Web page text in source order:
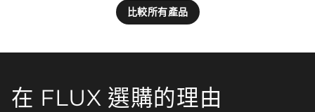
比較所有產品
在 FLUX 選購的理由